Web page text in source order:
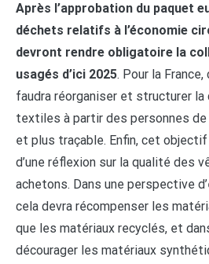
Après l’approbation du paquet
déchets relatifs à l’économie
devront rendre obligatoire la
usagés d’ici 2025. Pour la
faudra réorganiser et structurer la
textiles à partir des personnes de
et plus traçable. Enfin, cet objectif
d’une réflexion sur la qualité des
achetons. Dans une perspective
cela devra récompenser les
que les matériaux recyclés, et
décourager les matériaux